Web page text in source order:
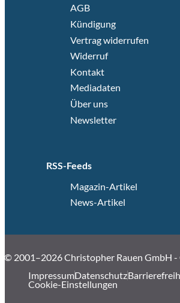
AGB
Kündigung
Vertrag widerrufen
Widerruf
Kontakt
Mediadaten
Über uns
Newsletter
RSS-Feeds
Magazin-Artikel
News-Artikel
© 2001–2026 Christopher Rauen GmbH -
ImpressumDatenschutz
Cookie-Einstellungen